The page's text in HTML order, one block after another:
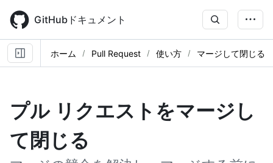
main
content
GitHubドキュメント
ホーム Pull Request 使い方 マージして閉じる
プル リクエストをマージし
て閉じる